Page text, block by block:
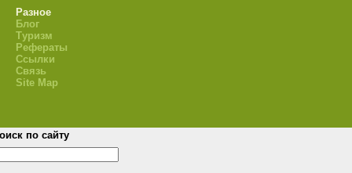
Разное
Блог
Туризм
Рефераты
Ссылки
Связь
Site Map
по сайту